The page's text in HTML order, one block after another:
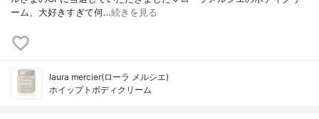
ーム、大好きすぎて何…続きを見る
laura mercier(ローラ メルシエ)
ホイップトボディクリーム